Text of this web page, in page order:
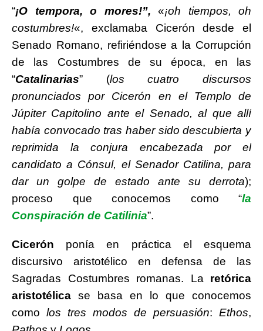
“¡O tempora, o mores!”, «¡oh tiempos, oh
costumbres!«, exclamaba Cicerón desde el
Senado Romano, refiriéndose a la Corrupción
de las Costumbres de su época, en las
“Catalinarias” (los cuatro discursos
pronunciados por Cicerón en el Templo de
Júpiter Capitolino ante el Senado, al que allí
había convocado tras haber sido descubierta y
reprimida la conjura encabezada por el
candidato a Cónsul, el Senador Catilina, para
dar un golpe de estado ante su derrota);
proceso que conocemos como “la
Conspiración de Catilinia”.
Cicerón ponía en práctica el esquema
discursivo aristotélico en defensa de las
Sagradas Costumbres romanas. La retórica
aristotélica se basa en lo que conocemos
como los tres modos de persuasión: Ethos,